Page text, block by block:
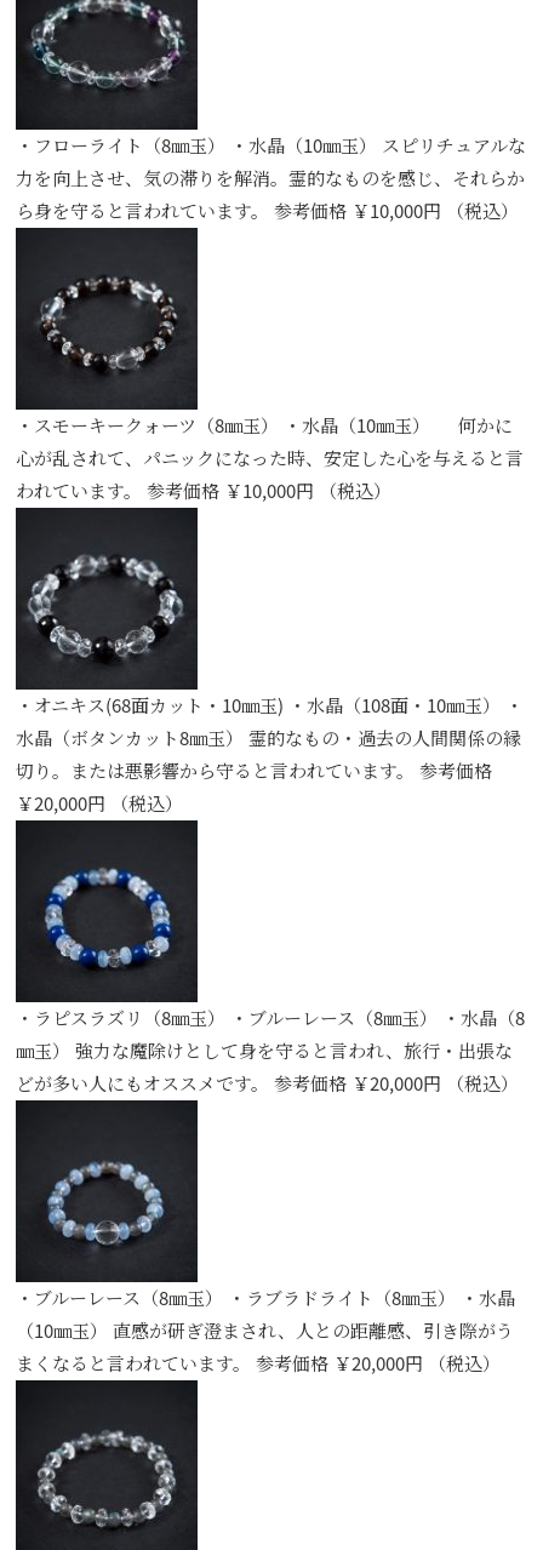
・フローライト（8㎜玉） ・水晶（10㎜玉） スピリチュアルな
力を向上させ、気の滞りを解消。霊的なものを感じ、それらか
ら身を守ると言われています。 参考価格 ￥10,000円 （税込）
・スモーキークォーツ（8㎜玉） ・水晶（10㎜玉） 何かに
心が乱されて、パニックになった時、安定した心を与えると言
われています。 参考価格 ￥10,000円 （税込）
・オニキス(68面カット・10㎜玉) ・水晶（108面・10㎜玉） ・
水晶（ボタンカット8㎜玉） 霊的なもの・過去の人間関係の縁
切り。または悪影響から守ると言われています。 参考価格
￥20,000円 （税込）
・ラピスラズリ（8㎜玉） ・ブルーレース（8㎜玉） ・水晶（8
㎜玉） 強力な魔除けとして身を守ると言われ、旅行・出張な
どが多い人にもオススメです。 参考価格 ￥20,000円 （税込）
・ブルーレース（8㎜玉） ・ラブラドライト（8㎜玉） ・水晶
（10㎜玉） 直感が研ぎ澄まされ、人との距離感、引き際がう
まくなると言われています。 参考価格 ￥20,000円 （税込）